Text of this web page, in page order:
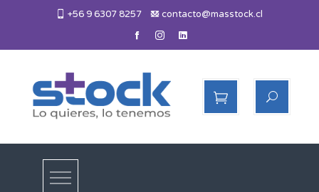
+56 9 6307 8257 contacto@masstock.cl
Más Stock